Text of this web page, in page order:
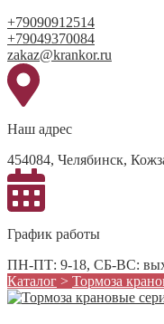
+79090912514
+79049370084
zakaz@krankor.ru
Наш адрес
454084, Челябинск,
График работы
ПН-ПТ: 9-18, СБ-ВС:
Каталог > Тормоза